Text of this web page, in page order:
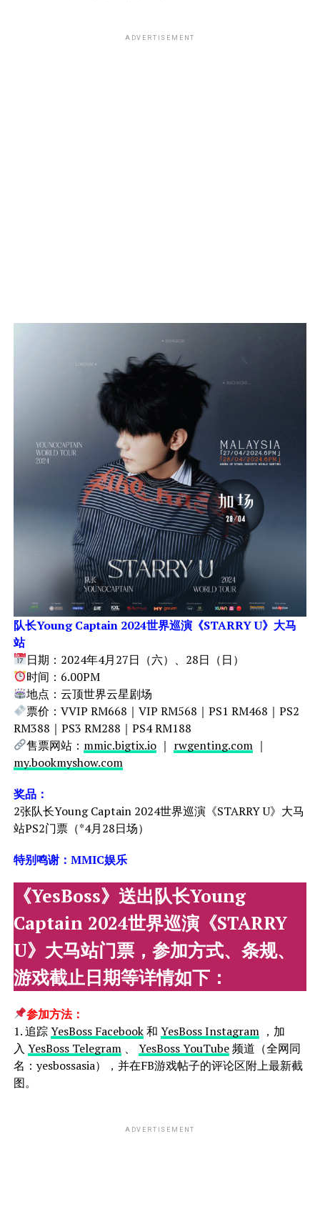
ADVERTISEMENT
队长Young Captain 2024世界巡演《STARRY U》大马
站
日期：2024年4月27日（六）、28日（日）
时间：6.00PM
地点：云顶世界云星剧场
票价：VVIP RM668｜VIP RM568｜PS1 RM468｜PS2
RM388｜PS3 RM288｜PS4 RM188
售票网站： mmic.bigtix.io｜ rwgenting.com｜
my.bookmyshow.com
奖品：
2张队长Young Captain 2024世界巡演《STARRY U》大马
站PS2门票（*4月28日场）
特别鸣谢：MMIC娱乐
《YesBoss》送出队长Young
Captain 2024世界巡演《STARRY
U》大马站门票，参加方式、条规、
游戏截止日期等详情如下：
参加方法：
1. 追踪YesBoss Facebook和 YesBoss Instagram，加
入 YesBoss Telegram、 YesBoss YouTube频道（全网同
名：yesbossasia），并在FB游戏帖子的评论区附上最新截
图。
ADVERTISEMENT